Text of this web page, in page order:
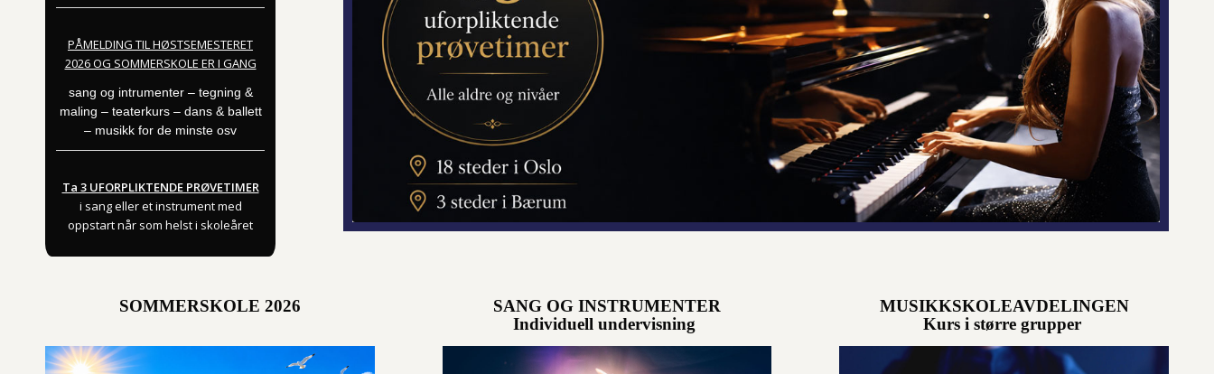
PÅMELDING TIL HØSTSEMESTERET
2026 OG SOMMERSKOLE ER I GANG
sang og intrumenter – tegning &
maling – teaterkurs – dans & ballett
– musikk for de minste osv
Ta 3 UFORPLIKTENDE PRØVETIMER
i sang eller et instrument med
oppstart når som helst i skoleåret
SOMMERSKOLE 2026
SANG OG INSTRUMENTER
Individuell undervisning
MUSIKKSKOLEAVDELINGEN
Kurs i større grupper